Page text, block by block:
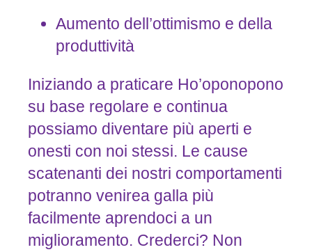
Aumento dell’ottimismo e della
produttività
Iniziando a praticare Ho’oponopono
su base regolare e continua
possiamo diventare più aperti e
onesti con noi stessi. Le cause
scatenanti dei nostri comportamenti
potranno venirea galla più
facilmente aprendoci a un
miglioramento. Crederci? Non